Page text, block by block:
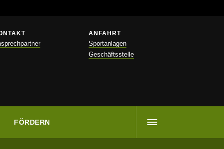
ANFAHRT
Sportanlagen
Geschäftsstelle
FÖRDERN